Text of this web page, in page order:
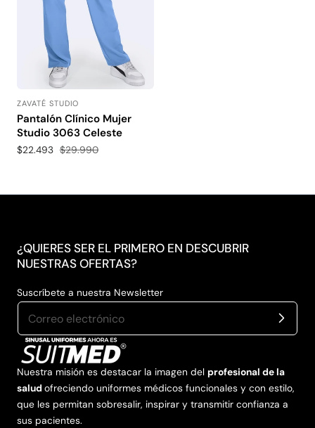
Proveedor:
ZAVATÉ STUDIO
Pantalón Clínico Mujer
Studio 3063 Celeste
Precio
$22.493 Precio
$29.990
Nuestra misión es destacar la imagen del profesional de la
salud ofreciendo uniformes médicos funcionales y con estilo,
que les permitan sobresalir, inspirar y transmitir confianza a
sus pacientes.
¿QUIERES SER EL PRIMERO EN DESCUBRIR
NUESTRAS OFERTAS?
Suscríbete a nuestra Newsletter